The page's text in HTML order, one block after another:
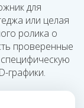
для
или целая
ролика о
проверенные
графики.